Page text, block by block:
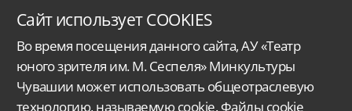
Сайт использует COOKIES
Во время посещения данного сайта, АУ «Театр
юного зрителя им. М. Сеспеля» Минкультуры
Чувашии может использовать общеотраслевую
технологию, называемую cookie. Файлы cookie